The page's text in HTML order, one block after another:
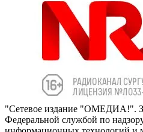
"Сетевое издание "ОМЕДИА!".
Федеральной службой по